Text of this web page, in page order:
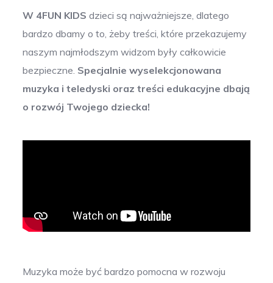
W 4FUN KIDS dzieci są najważniejsze, dlatego
bardzo dbamy o to, żeby treści, które przekazujemy
naszym najmłodszym widzom były całkowicie
bezpieczne. Specjalnie wyselekcjonowana
muzyka i teledyski oraz treści edukacyjne dbają
o rozwój Twojego dziecka!
Muzyka może być bardzo pomocna w rozwoju